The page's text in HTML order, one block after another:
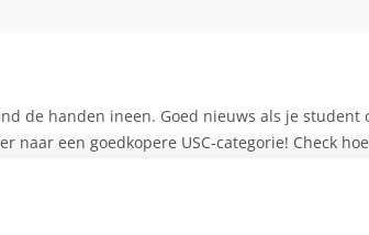
de handen ineen. Goed nieuws als je student
een goedkopere USC-categorie! Check